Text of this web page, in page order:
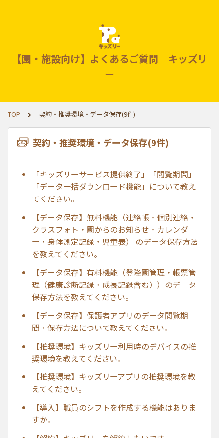
【園・施設向け】よくあるご質問 キッズリ
ー
TOP 契約・推奨環境・データ保存(9件)
契約・推奨環境・データ保存(9件)
「キッズリーサービス提供終了」「閲覧期間」
「データ一括ダウンロード機能」について教え
てください。
【データ保存】無料機能（連絡帳・個別連絡・
クラスフォト・園からのお知らせ・カレンダ
ー・身体測定記録・児童表） のデータ保存方法
を教えてください。
【データ保存】有料機能（登降園管理・帳票管
理（健康診断記録・成長記録含む））のデータ
保存方法を教えてください。
【データ保存】保護者アプリのデータ閲覧期
間・保存方法について教えてください。
【推奨環境】キッズリー利用時のデバイスの推
奨環境を教えてください。
【推奨環境】キッズリーアプリの推奨環境を教
えてください。
【導入】職員のシフトを作成する機能はありま
すか。